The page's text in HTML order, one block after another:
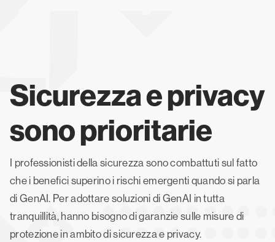
Sicurezza e privacy
sono prioritarie
I professionisti della sicurezza sono combattuti sul fatto
che i benefici superino i rischi emergenti quando si parla
di GenAI. Per adottare soluzioni di GenAI in tutta
tranquillità, hanno bisogno di garanzie sulle misure di
protezione in ambito di sicurezza e privacy.